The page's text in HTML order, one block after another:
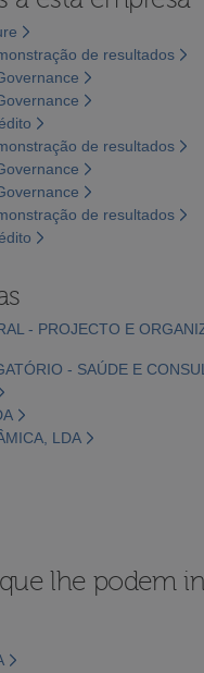
de resultados
de resultados
de resultados
- PROJECTO E
- SAÚDE E
LDA
lhe podem